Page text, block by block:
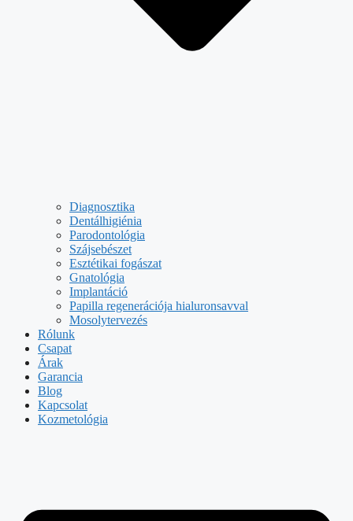
Diagnosztika
Dentálhigiénia
Parodontológia
Szájsebészet
Esztétikai fogászat
Gnatológia
Implantáció
Papilla regenerációja hialuronsavval
Mosolytervezés
Rólunk
Csapat
Árak
Garancia
Blog
Kapcsolat
Kozmetológia